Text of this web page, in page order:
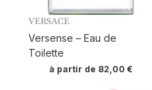
VERSACE
Versense – Eau de
Toilette
à partir de 82,00 €